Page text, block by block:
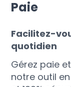
Paie
Facilitez-
quotidien
Gérez paie
notre outil